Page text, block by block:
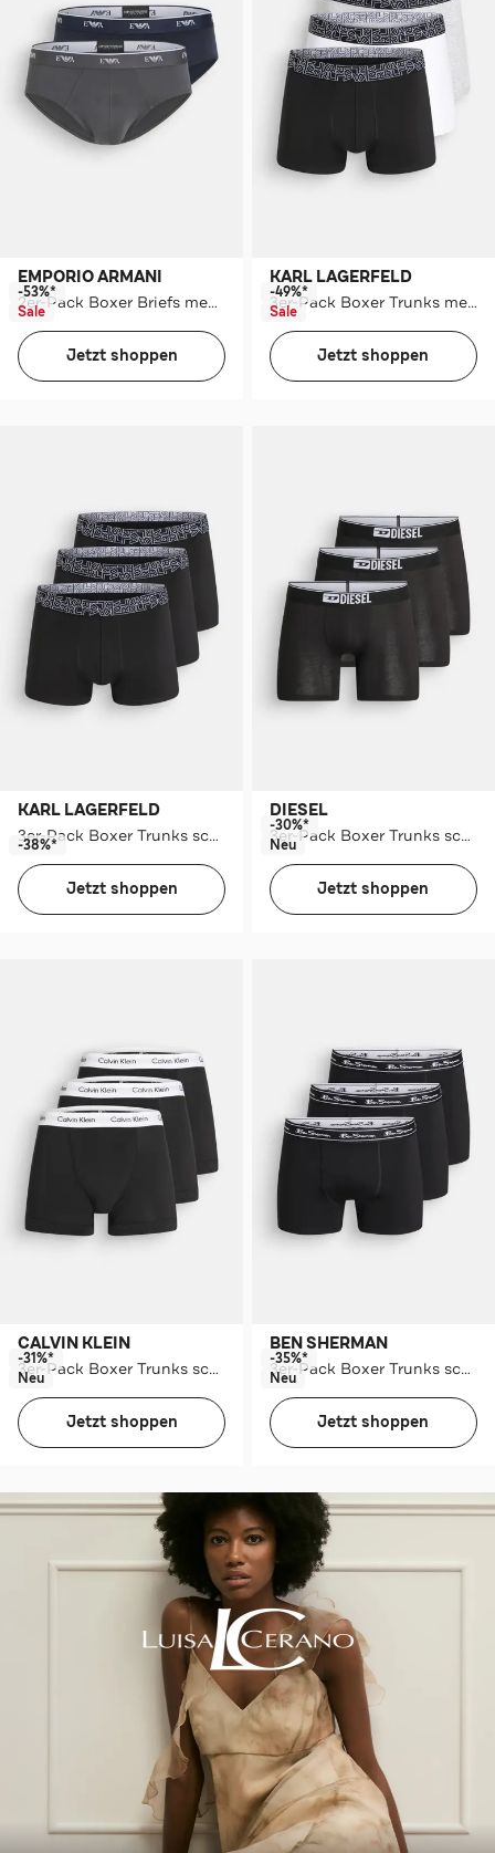
EMPORIO ARMANI
2er-Pack Boxer Briefs mehrfarbig
-53%*
Sale
Jetzt shoppen
KARL LAGERFELD
3er-Pack Boxer Trunks mehrfarbig
-49%*
Sale
Jetzt shoppen
KARL LAGERFELD
3er-Pack Boxer Trunks schwarz
-38%*
Jetzt shoppen
DIESEL
3er-Pack Boxer Trunks schwarz
-30%*
Neu
Jetzt shoppen
CALVIN KLEIN
3er-Pack Boxer Trunks schwarz
-31%*
Neu
Jetzt shoppen
BEN SHERMAN
3er-Pack Boxer Trunks schwarz
-35%*
Neu
Jetzt shoppen